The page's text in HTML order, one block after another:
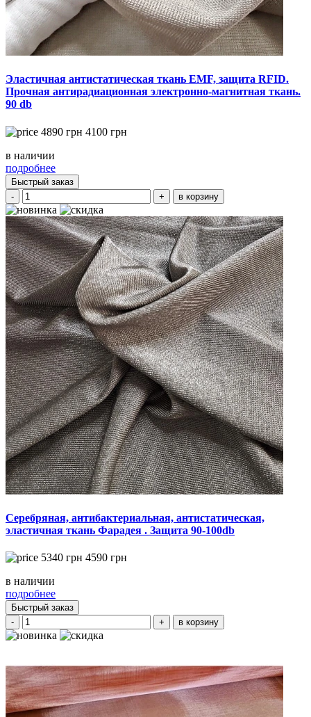
Эластичная антистатическая ткань EMF, защита RFID.
Прочная антирадиационная электронно-магнитная ткань.
90 db
4890 грн 4100 грн
в наличии
подробнее
Быстрый заказ
-
+ в корзину
Серебряная, антибактериальная, антистатическая,
эластичная ткань Фарадея . Защита 90-100db
5340 грн 4590 грн
в наличии
подробнее
Быстрый заказ
-
+ в корзину